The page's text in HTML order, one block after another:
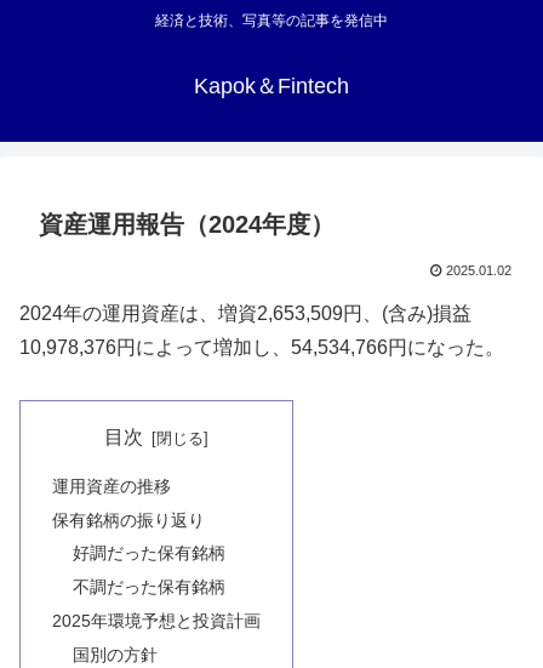
経済と技術、写真等の記事を発信中
Kapok＆Fintech
資産運用報告（2024年度）
2025.01.02
2024年の運用資産は、増資2,653,509円、(含み)損益
10,978,376円によって増加し、54,534,766円になった。
目次
運用資産の推移
保有銘柄の振り返り
好調だった保有銘柄
不調だった保有銘柄
2025年環境予想と投資計画
国別の方針